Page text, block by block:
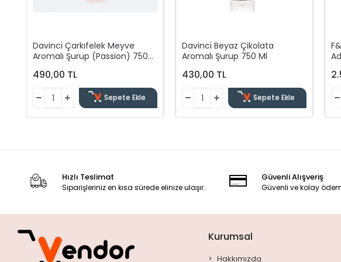
Davinci Çarkıfelek Meyve
Aromalı Şurup (Passion) 750
490,00 TL
Sepete Ekle
Davinci Beyaz Çikolata
Aromalı Şurup 750 Ml
430,00 TL
Sepete Ekle
Hızlı Teslimat
Siparişleriniz en kısa sürede elinize ulaşır.
Güvenli Alışveriş
Güvenli ve kolay
Kurumsal
Hakkımızda